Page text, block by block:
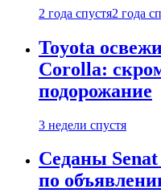
2 года спустя2 года
Toyota
Corolla:
подорожание
3 недели спустя
Седаны Senat
по